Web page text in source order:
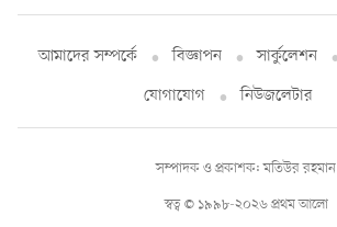
আমাদের সম্পর্কে বিজ্ঞাপন সার্কুলেশন
যোগাযোগ
নিউজলেটার
স্বত্ব © ১৯৯৮-২০২৬ প্রথম আলো
সম্পাদক ও প্রকাশক: মতিউর রহমান